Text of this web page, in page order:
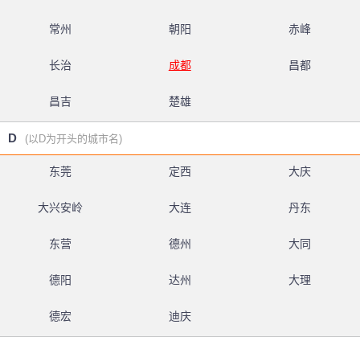
常州 朝阳 赤峰
长治 成都 昌都
昌吉 楚雄
D (以D为开头的城市名)
东莞 定西 大庆
大兴安岭 大连 丹东
东营 德州 大同
德阳 达州 大理
德宏 迪庆